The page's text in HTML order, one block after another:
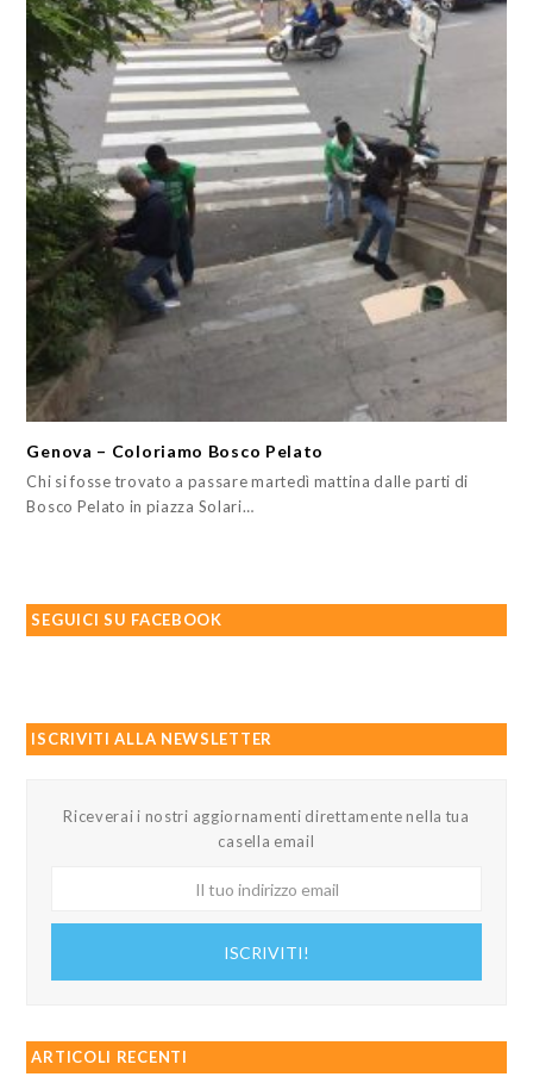
Genova – Coloriamo Bosco Pelato
Chi si fosse trovato a passare martedì mattina dalle parti di
Bosco Pelato in piazza Solari…
SEGUICI SU FACEBOOK
ISCRIVITI ALLA NEWSLETTER
Riceverai i nostri aggiornamenti direttamente nella tua
casella email
ISCRIVITI!
ARTICOLI RECENTI